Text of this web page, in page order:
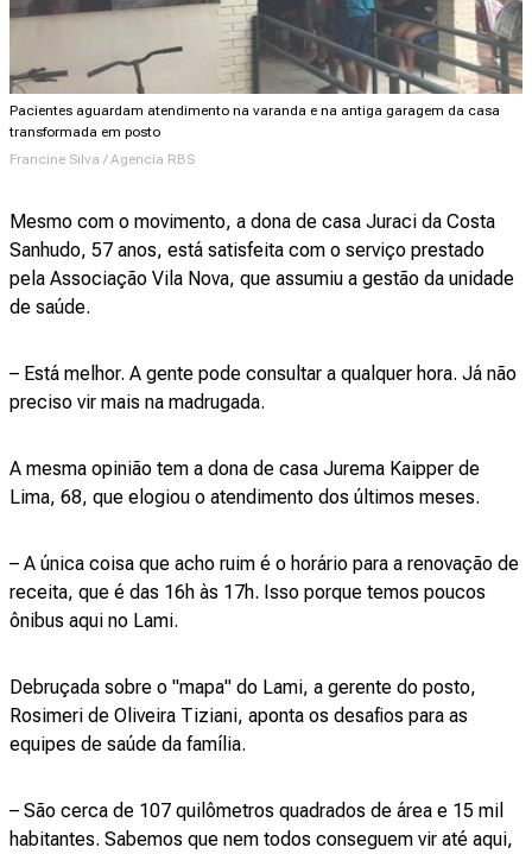
Pacientes aguardam atendimento na varanda e na antiga garagem da casa
transformada em posto
Francine Silva / Agencia RBS
Mesmo com o movimento, a dona de casa Juraci da Costa
Sanhudo, 57 anos, está satisfeita com o serviço prestado
pela Associação Vila Nova, que assumiu a gestão da unidade
de saúde.
– Está melhor. A gente pode consultar a qualquer hora. Já não
preciso vir mais na madrugada.
A mesma opinião tem a dona de casa Jurema Kaipper de
Lima, 68, que elogiou o atendimento dos últimos meses.
– A única coisa que acho ruim é o horário para a renovação de
receita, que é das 16h às 17h. Isso porque temos poucos
ônibus aqui no Lami.
Debruçada sobre o "mapa" do Lami, a gerente do posto,
Rosimeri de Oliveira Tiziani, aponta os desafios para as
equipes de saúde da família.
– São cerca de 107 quilômetros quadrados de área e 15 mil
habitantes. Sabemos que nem todos conseguem vir até aqui,